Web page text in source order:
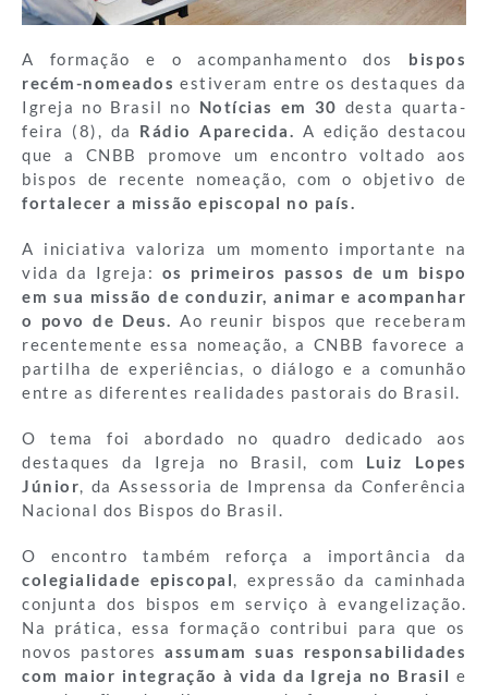
A formação e o acompanhamento dos bispos
recém-nomeados estiveram entre os destaques da
Igreja no Brasil no Notícias em 30 desta quarta-
feira (8), da Rádio Aparecida. A edição destacou
que a CNBB promove um encontro voltado aos
bispos de recente nomeação, com o objetivo de
fortalecer a missão episcopal no país.
A iniciativa valoriza um momento importante na
vida da Igreja: os primeiros passos de um bispo
em sua missão de conduzir, animar e acompanhar
o povo de Deus. Ao reunir bispos que receberam
recentemente essa nomeação, a CNBB favorece a
partilha de experiências, o diálogo e a comunhão
entre as diferentes realidades pastorais do Brasil.
O tema foi abordado no quadro dedicado aos
destaques da Igreja no Brasil, com Luiz Lopes
Júnior, da Assessoria de Imprensa da Conferência
Nacional dos Bispos do Brasil.
O encontro também reforça a importância da
colegialidade episcopal, expressão da caminhada
conjunta dos bispos em serviço à evangelização.
Na prática, essa formação contribui para que os
novos pastoresassumam suas responsabilidades
com maior integração à vida da Igreja no Brasil e